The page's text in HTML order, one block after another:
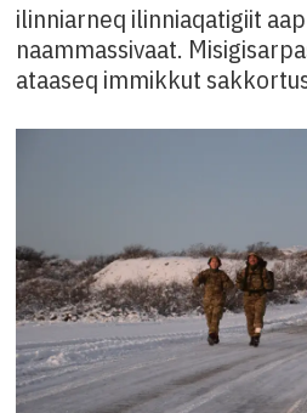
ilinniarneq ilinniaqatigiit
naammassivaat.
ataaseq immikkut